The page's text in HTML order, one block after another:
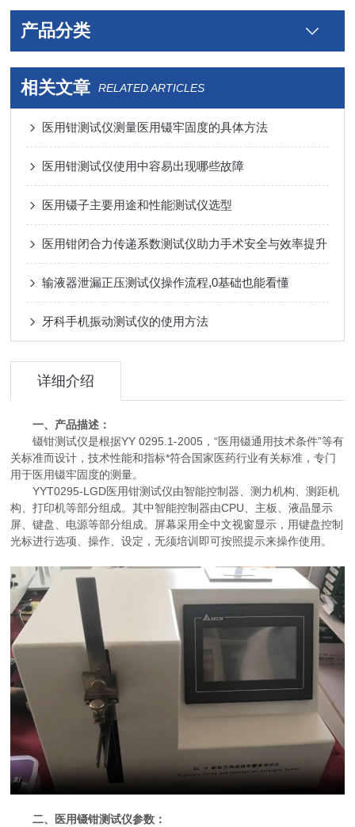
产品分类
相关文章 RELATED ARTICLES
医用钳测试仪测量医用镊牢固度的具体方法
医用钳测试仪使用中容易出现哪些故障
医用镊子主要用途和性能测试仪选型
医用钳闭合力传递系数测试仪助力手术安全与效率提升
输液器泄漏正压测试仪操作流程,0基础也能看懂
牙科手机振动测试仪的使用方法
详细介绍
一、产品描述：
镊钳测试仪是根据YY 0295.1-2005，“医用镊通用技术条件”等有
关标准而设计，技术性能和指标*符合国家医药行业有关标准，专门
用于医用镊牢固度的测量。
YYT0295-LGD医用钳测试仪由智能控制器、测力机构、测距机
构、打印机等部分组成。其中智能控制器由CPU、主板、液晶显示
屏、键盘、电源等部分组成。屏幕采用全中文视窗显示，用键盘控制
光标进行选项、操作、设定，无须培训即可按照提示来操作使用。
二、医用镊钳测试仪参数：